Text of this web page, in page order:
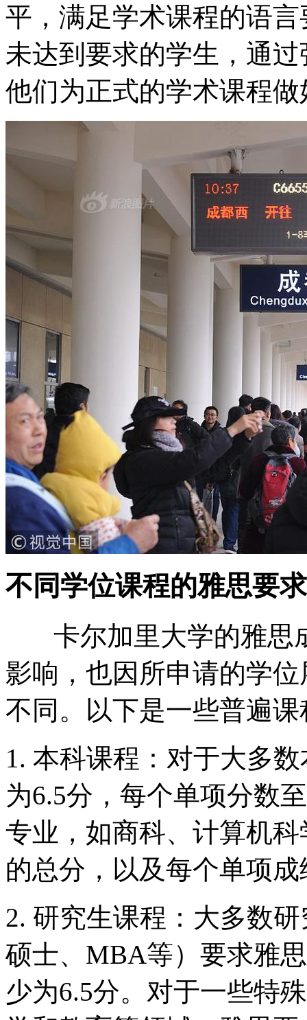
平，满足学术课程的语
未达到要求的学生，通
他们为正式的学术课程
不同学位课程的雅思要求
卡尔加里大学的雅思
影响，也因所申请的学
不同。以下是一些普遍
1. 本科课程：对于大多
为6.5分，每个单项分数
专业，如商科、计算机
的总分，以及每个单项
2. 研究生课程：大多数
硕士、MBA等）要求雅
少为6.5分。对于一些特